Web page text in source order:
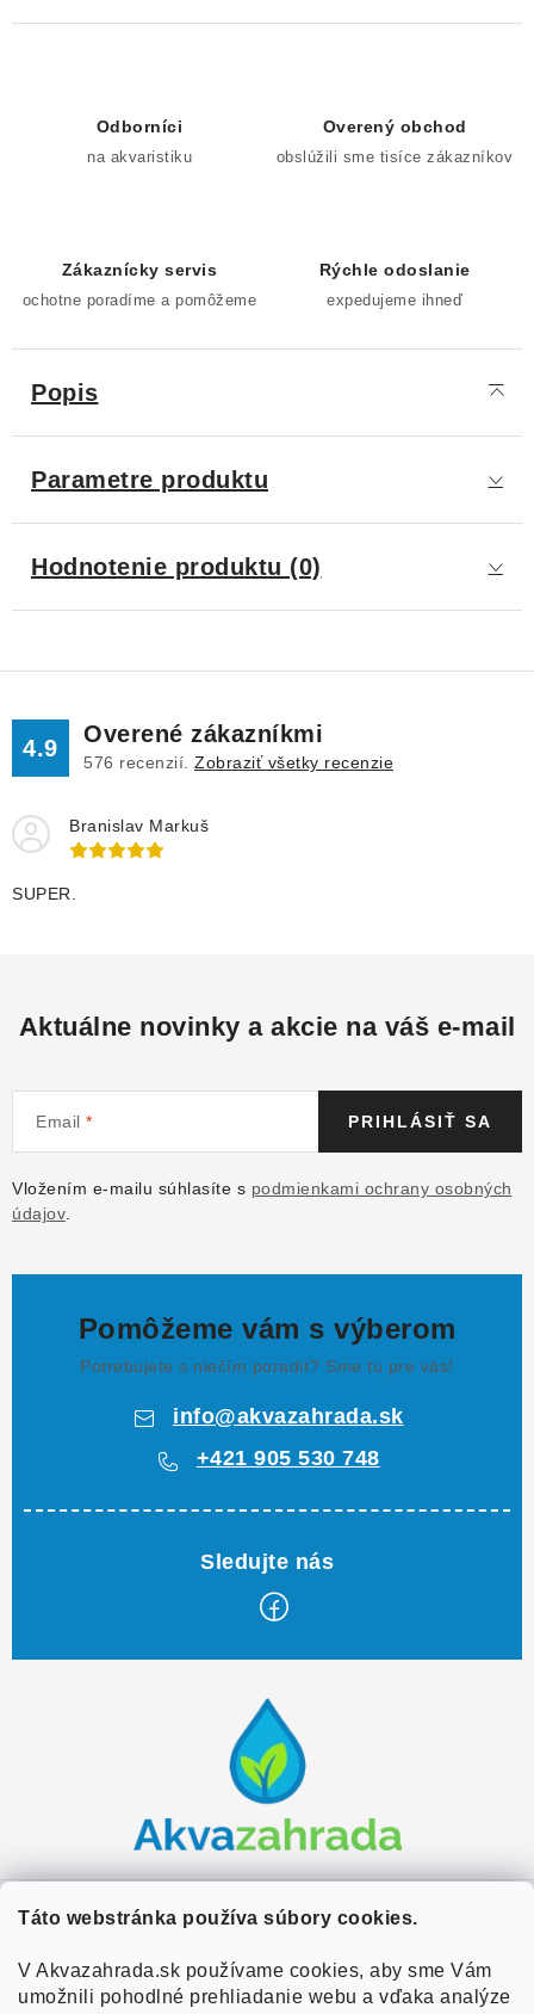
Táto webstránka používa súbory cookies.
V Akvazahrada.sk používame cookies, aby sme Vám
umožnili pohodlné prehliadanie webu a vďaka analýze
Odborníci
na akvaristiku
Overený obchod
obslúžili sme tisíce zákazníkov
Zákaznícky servis
ochotne poradíme a pomôžeme
Rýchle odoslanie
expedujeme ihneď
Popis
Parametre produktu
Hodnotenie produktu (0)
4.9
Overené zákazníkmi
576 recenzií. Zobraziť všetky recenzie
Branislav Markuš
SUPER.
Aktuálne novinky a akcie na váš e-mail
Email
Vložením e-mailu súhlasíte s podmienkami ochrany osobných
údajov
PRIHLÁSIŤ SA
Pomôžeme vám s výberom
Potrebujete s niečím poradiť? Sme tu pre vás!
info@akvazahrada.sk
+421 905 530 748
e
Zákaznícky servis
Doprava a platba
Užitočné informácie